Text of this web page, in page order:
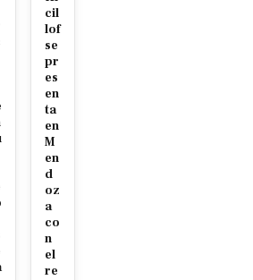
cil
lof
se
pr
es
en
ta
en
M
en
d
oz
a
co
n
el
re